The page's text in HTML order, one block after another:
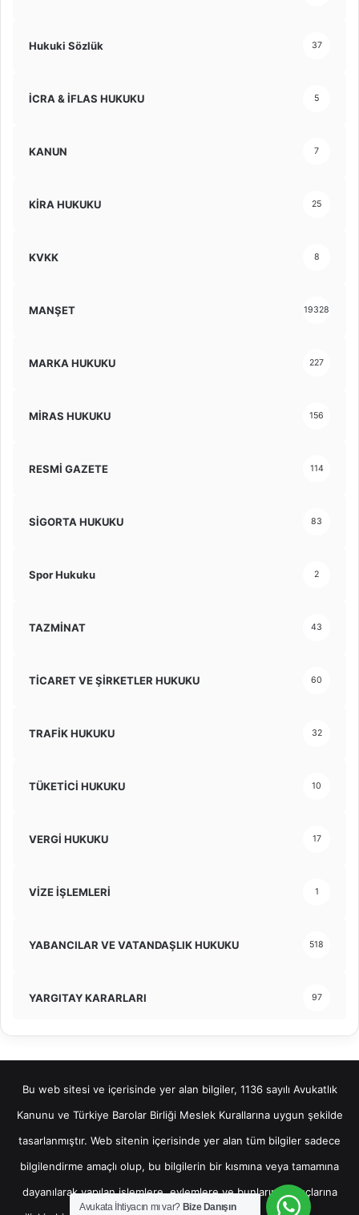
Hukuki Sözlük 37
İCRA & İFLAS HUKUKU 5
KANUN 7
KİRA HUKUKU 25
KVKK 8
MANŞET 19328
MARKA HUKUKU 227
MİRAS HUKUKU 156
RESMİ GAZETE 114
SİGORTA HUKUKU 83
Spor Hukuku 2
TAZMİNAT 43
TİCARET VE ŞİRKETLER HUKUKU 60
TRAFİK HUKUKU 32
TÜKETİCİ HUKUKU 10
VERGİ HUKUKU 17
VİZE İŞLEMLERİ 1
YABANCILAR VE VATANDAŞLIK HUKUKU 518
YARGITAY KARARLARI 97
Bu web sitesi ve içerisinde yer alan bilgiler, 1136 sayılı Avukatlık
Kanunu ve Türkiye Barolar Birliği Meslek Kurallarına uygun şekilde
tasarlanmıştır. Web sitenin içerisinde yer alan tüm bilgiler sadece
bilgilendirme amaçlı olup, bu bilgilerin bir kısmına veya tamamına
dayanılarak yapılan işlemlere, eylemlere ve bunların sonuçlarına
Avukata İhtiyacın mı var? Bize Danışın